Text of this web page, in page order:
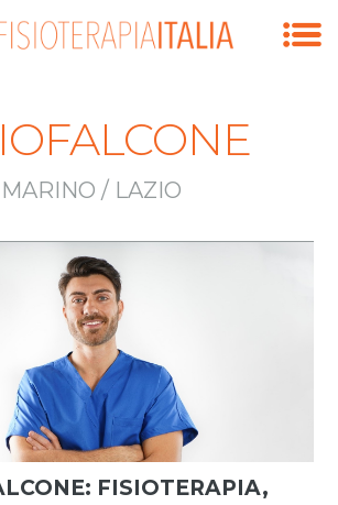
MARINO / LAZIO
FISIOTERAPIA,